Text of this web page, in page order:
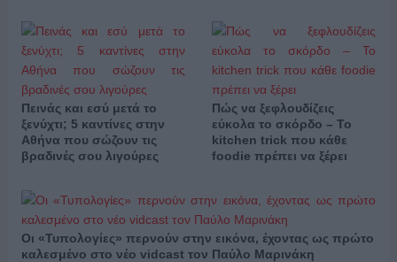
Πεινάς και εσύ μετά το
ξενύχτι; 5 καντίνες στην
Αθήνα που σώζουν τις
βραδινές σου λιγούρες
Πώς να ξεφλουδίζεις
εύκολα το σκόρδο – Το
kitchen trick που κάθε
foodie πρέπει να ξέρει
Οι «Τυπολογίες» περνούν στην εικόνα, έχοντας ως πρώτο
καλεσμένο στο νέο vidcast τον Παύλο Μαρινάκη